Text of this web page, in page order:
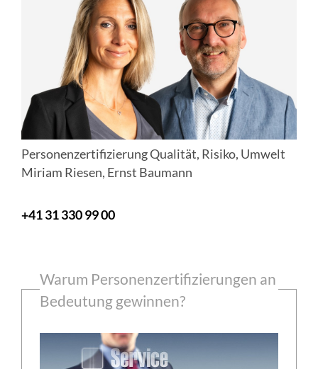
Personenzertifizierung Qualität, Risiko, Umwelt
Miriam Riesen, Ernst Baumann
+41 31 330 99 00
Warum Personenzertifizierungen an
Bedeutung gewinnen?